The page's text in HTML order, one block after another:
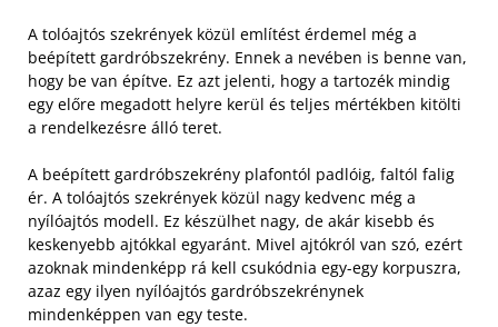
A tolóajtós szekrények közül említést érdemel még a
beépített gardróbszekrény. Ennek a nevében is benne van,
hogy be van építve. Ez azt jelenti, hogy a tartozék mindig
egy előre megadott helyre kerül és teljes mértékben kitölti
a rendelkezésre álló teret.
A beépített gardróbszekrény plafontól padlóig, faltól falig
ér. A tolóajtós szekrények közül nagy kedvenc még a
nyílóajtós modell. Ez készülhet nagy, de akár kisebb és
keskenyebb ajtókkal egyaránt. Mivel ajtókról van szó, ezért
azoknak mindenképp rá kell csukódnia egy-egy korpuszra,
azaz egy ilyen nyílóajtós gardróbszekrénynek
mindenképpen van egy teste.